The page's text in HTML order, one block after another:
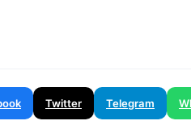
Twitter Telegram